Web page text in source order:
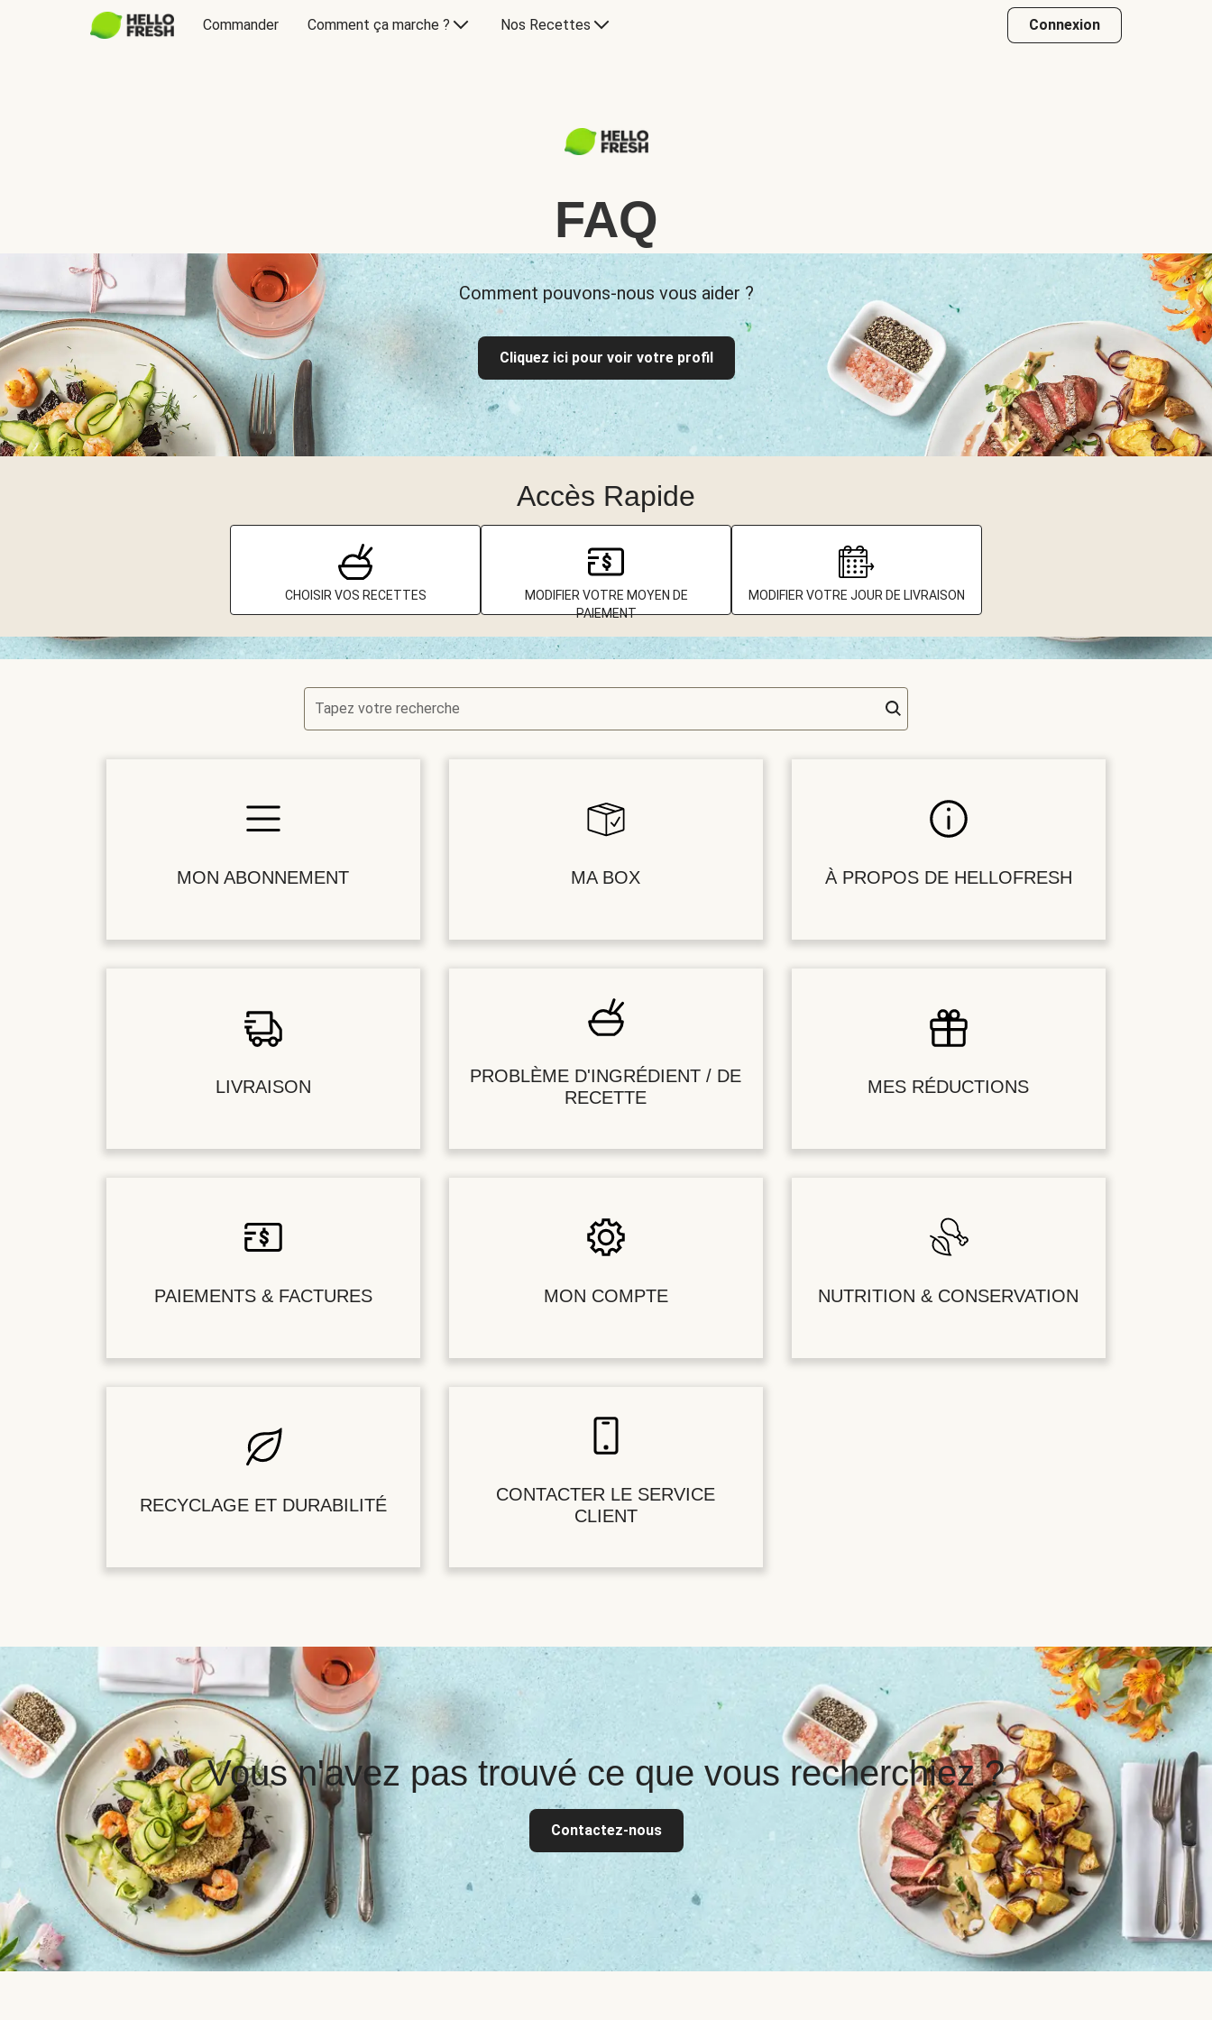
Commander Comment ça marche ? Nos Recettes Connexion
FAQ
Comment pouvons-nous vous aider ?
Cliquez ici pour voir votre profil
Accès Rapide
CHOISIR VOS RECETTES
MODIFIER VOTRE MOYEN DE
PAIEMENT
MODIFIER VOTRE JOUR DE LIVRAISON
Tapez votre recherche
MON ABONNEMENT MA BOX À PROPOS DE HELLOFRESH
LIVRAISON
PROBLÈME D'INGRÉDIENT / DE
RECETTE
MES RÉDUCTIONS
PAIEMENTS & FACTURES MON COMPTE NUTRITION & CONSERVATION
RECYCLAGE ET DURABILITÉ
CONTACTER LE SERVICE
CLIENT
Vous n'avez pas trouvé ce que vous recherchiez ?
Contactez-nous